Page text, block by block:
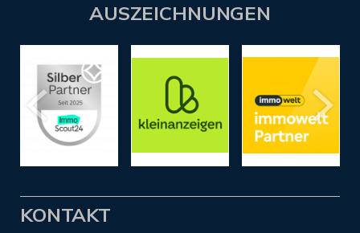
AUSZEICHNUNGEN
KONTAKT